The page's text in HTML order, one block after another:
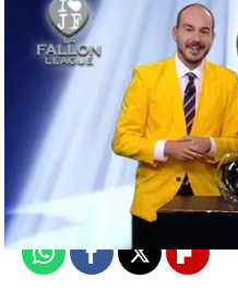
neox
Madrid
Publicado: 06 de junio de
WhatsappFacebook
X